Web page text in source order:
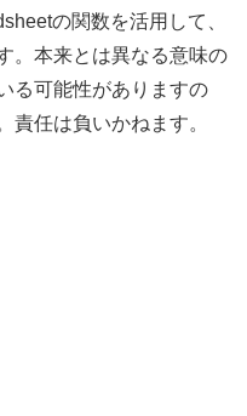
の関数を活用して、
。本来とは異なる意味の
る可能性がありますの
責任は負いかねます。